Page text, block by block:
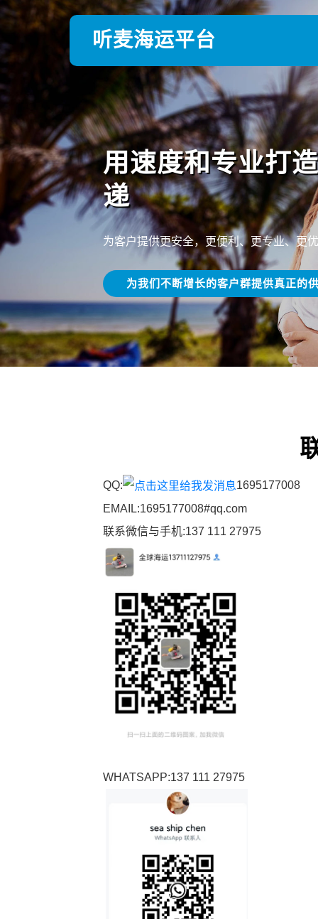
听麦海运平台
用速度和专业打
递
为客户提供更安全，更便利、更专业、更
为我们不断增长的客户群提供真正的
QQ:
1695177008
EMAIL:1695177008#qq.com
联系微信与手机:137 111 27975
WHATSAPP:137 111 27975